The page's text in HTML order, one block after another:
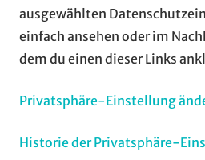
ausgewählten
einfach ansehen oder im
dem du einen dieser Links
Privatsphäre-Einstellung
Historie der Privatsphäre-